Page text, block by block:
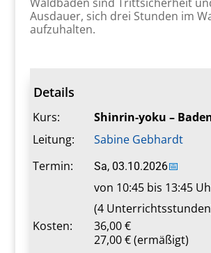
Ausdauer, sich drei Stunden im
aufzuhalten.
Details
Kurs:
Shinrin-yoku –
Leitung:
Sabine Gebhardt
Termin:
Sa, 03.10.2026📅
von 10:45 bis 13:45
(4
Kosten:
36,00 €
27,00 € (ermäßigt)